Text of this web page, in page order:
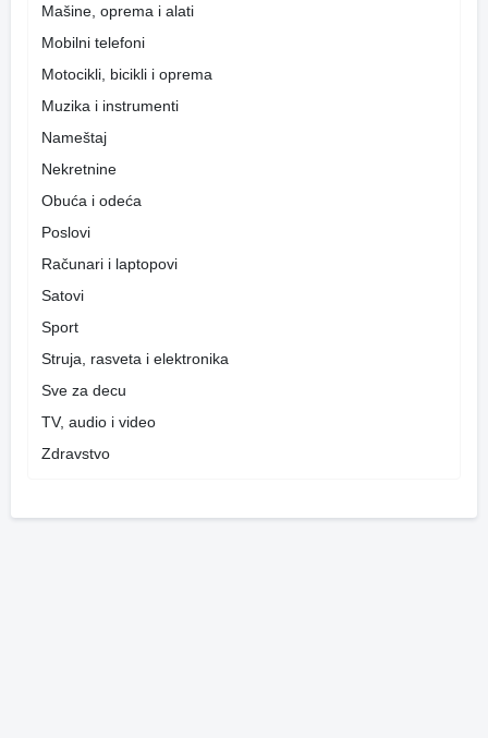
Mašine, oprema i alati
Mobilni telefoni
Motocikli, bicikli i oprema
Muzika i instrumenti
Nameštaj
Nekretnine
Obuća i odeća
Poslovi
Računari i laptopovi
Satovi
Sport
Struja, rasveta i elektronika
Sve za decu
TV, audio i video
Zdravstvo